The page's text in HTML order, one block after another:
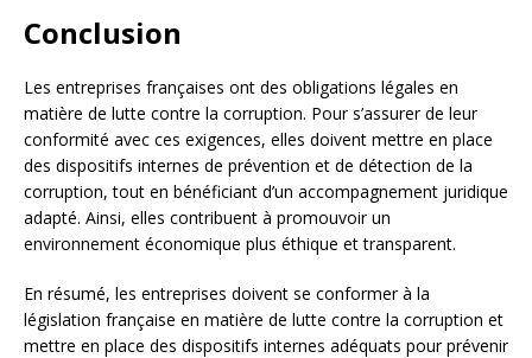
Conclusion
Les entreprises françaises ont des obligations légales en
matière de lutte contre la corruption. Pour s’assurer de leur
conformité avec ces exigences, elles doivent mettre en place
des dispositifs internes de prévention et de détection de la
corruption, tout en bénéficiant d’un accompagnement juridique
adapté. Ainsi, elles contribuent à promouvoir un
environnement économique plus éthique et transparent.
En résumé, les entreprises doivent se conformer à la
législation française en matière de lutte contre la corruption et
mettre en place des dispositifs internes adéquats pour prévenir